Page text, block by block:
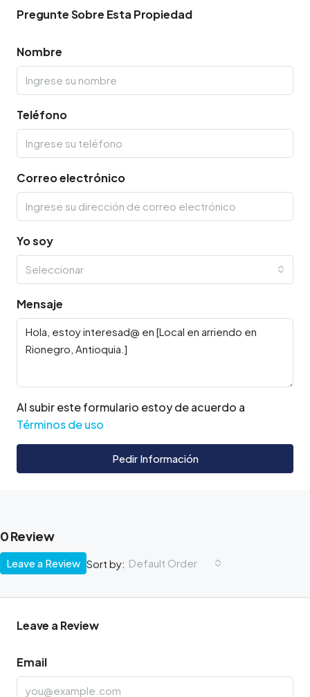
Pregunte Sobre Esta Propiedad
Nombre
Teléfono
Correo electrónico
Yo soy
Seleccionar
Mensaje
Al subir este formulario estoy de acuerdo a
Términos de uso
Pedir Información
0 Review
Sort by: Default Order
Leave a Review
Leave a Review
Email